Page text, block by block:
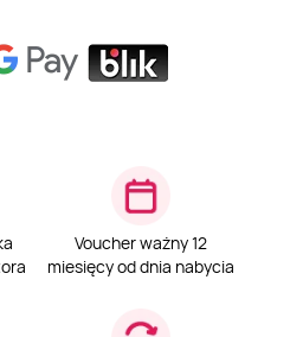
w SPA
klasyczny
sportowy
Shiatsu
Antycellulitowy
specjalne
militarne
żeglarski
Voucher ważny 12
miesięcy od dnia nabycia